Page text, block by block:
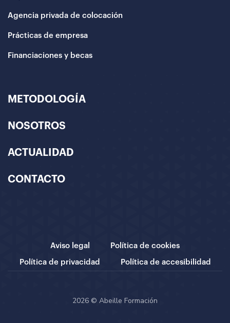
Agencia privada de colocación
Prácticas de empresa
Financiaciones y becas
METODOLOGÍA
NOSOTROS
ACTUALIDAD
CONTACTO
Aviso legal Política de cookies
Política de privacidad Política de accesibilidad
2026 © Abeille Formación